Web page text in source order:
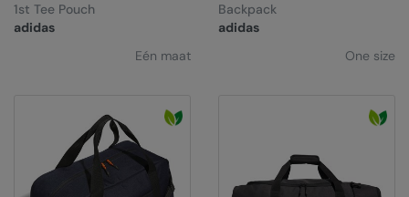
adidas
1st Tee Pouch
Eén maat
adidas
Backpack
One size